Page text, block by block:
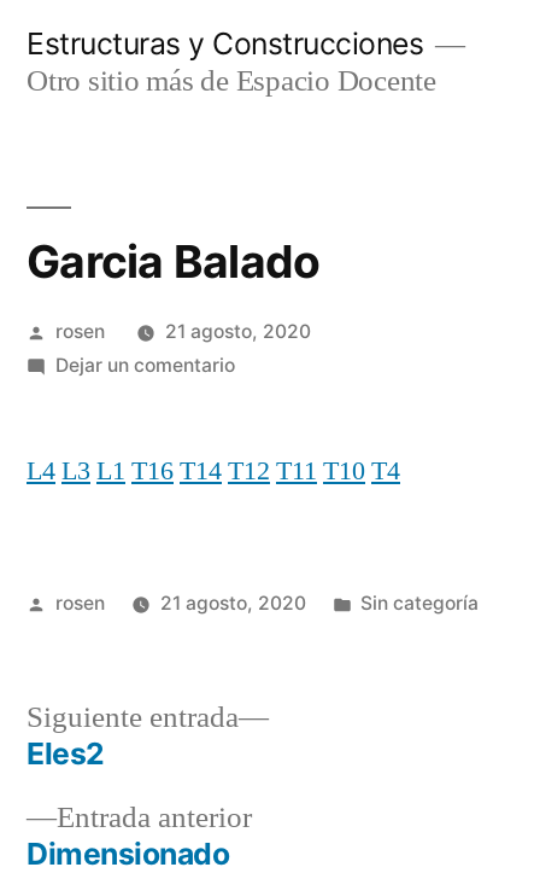
Estructuras y Construcciones
Otro sitio más de Espacio Docente
Garcia Balado
Publicado
por
rosen
21 agosto, 2020
Dejar un comentarioen
L4L3 L1 T16T14T12 T11 T10T4
Publicado
rosen 21 agosto, 2020
Publicada
Sin categoría
Navegación
deEntrada anteriorEntrada
Dimensionado
Siguiente entrada
Siguiente
Eles2